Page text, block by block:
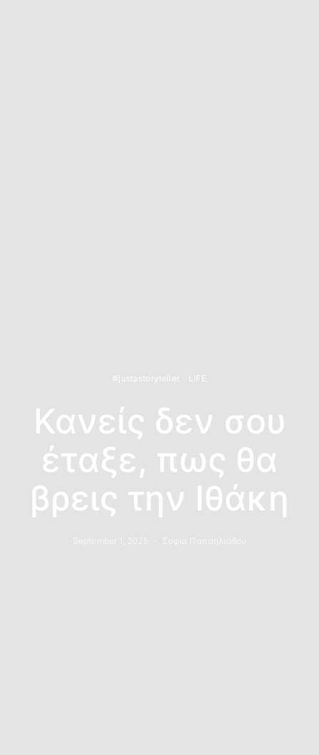
#justastoryteller LIFE
Κανείς δεν σου
έταξε, πως θα
βρεις την Ιθάκη